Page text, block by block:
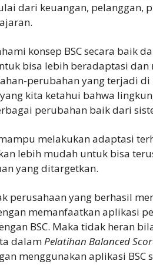
dari keuangan, pelanggan,
konsep BSC secara baik
bisa lebih beradaptasi
perubahan yang terjadi di
kita ketahui bahwa
perubahan baik dari
melakukan adaptasi
lebih mudah untuk bisa
yang ditargetkan.
perusahaan yang berhasil
memanfaatkan aplikasi
BSC. Maka tidak heran
dalamPelatihan Balanced
menggunakan aplikasi BSC